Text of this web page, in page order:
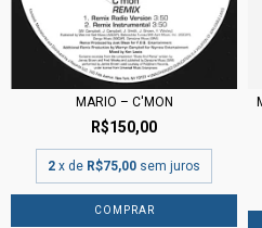
MARIO – C'MON
R$150,00
2 x de R$75,00 sem juros